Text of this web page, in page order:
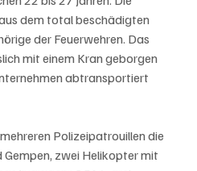
dem total beschädigten
der Feuerwehren. Das
mit einem Kran geborgen
abtransportiert
Polizeipatrouillen die
Gempen, zwei Helikopter mit